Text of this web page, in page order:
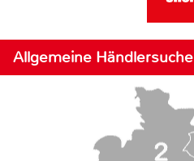
Allgemeine Händlersuche